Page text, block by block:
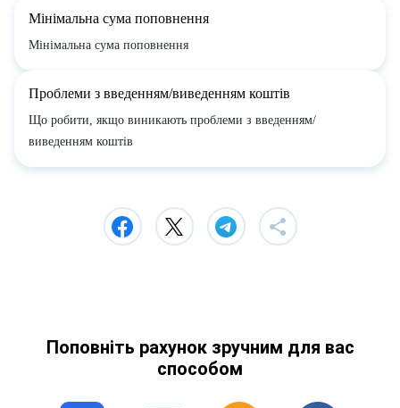
Мінімальна сума поповнення
Мінімальна сума поповнення
Проблеми з введенням/виведенням коштів
Що робити, якщо виникають проблеми з введенням/
виведенням коштів
Поповніть рахунок зручним для вас
способом